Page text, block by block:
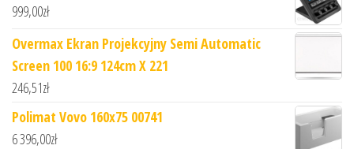
999,00zł
Overmax Ekran Projekcyjny Semi Automatic
Screen 100 16:9 124cm X 221
246,51zł
Polimat Vovo 160x75 00741
6 396,00zł